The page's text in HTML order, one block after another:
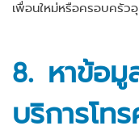
เพื่อนใหม่หรือครอบครัว
8. หาข้อมู
บริการโท